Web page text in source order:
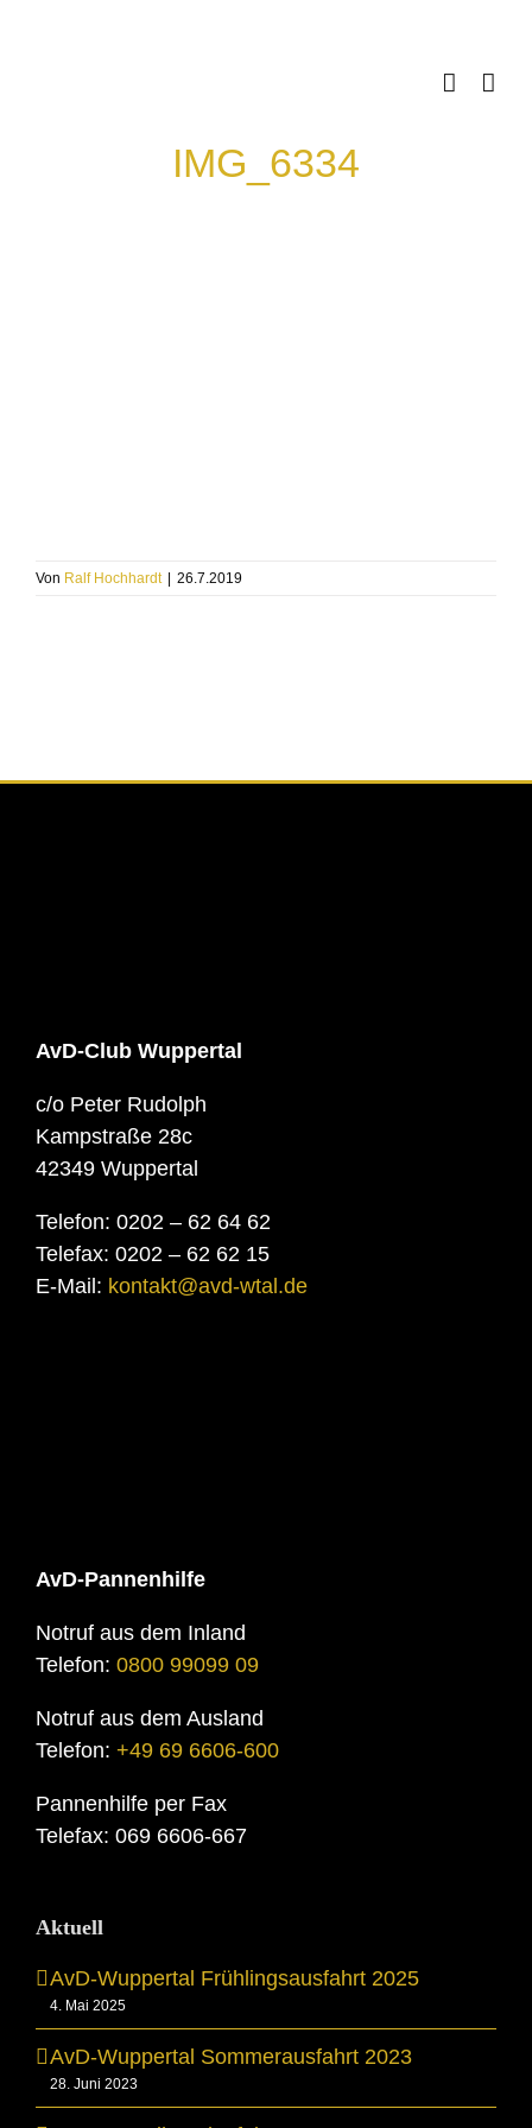
IMG_6334
Von Ralf Hochhardt 26.7.2019
AvD-Club Wuppertal
c/o Peter Rudolph
Kampstraße 28c
42349 Wuppertal
Telefon: 0202 – 62 64 62
Telefax: 0202 – 62 62 15
E-Mail: kontakt@avd-wtal.de
AvD-Pannenhilfe
Notruf aus dem Inland
Telefon: 0800 99099 09
Notruf aus dem Ausland
Telefon: +49 69 6606-600
Pannenhilfe per Fax
Telefax: 069 6606-667
Aktuell
AvD-Wuppertal Frühlingsausfahrt 2025
4. Mai 2025
AvD-Wuppertal Sommerausfahrt 2023
28. Juni 2023